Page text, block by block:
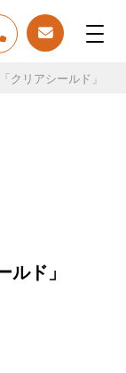
クリアシールド」
ド」